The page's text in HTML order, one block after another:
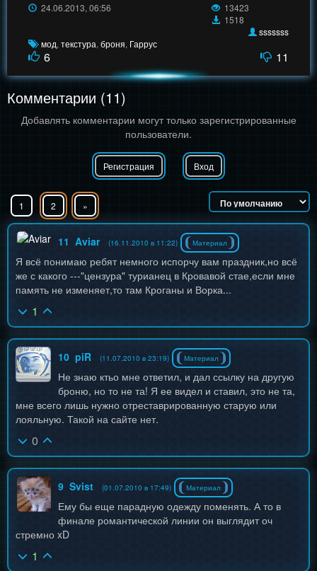
24.06.2013, 06:56
13423
1518
sssssss
мод, текстура, броня, Гаррус
6 11
Комментарии (11)
Добавлять комментарии могут только зарегистрированные
пользователи.
Регистрация Вход
1 2 »
11 Aviar (16.11.2010 в 11:22) Материал
Я всё понимаю ребят немного испорчу вам праздник,но всё
же с какого ---"цензура" турианец в Кровавой стае,если мне
память не изменяет,то там Кроганы и Ворка...
1
10 piR (11.07.2010 в 23:19) Материал
Не знаю ктьо мне ответил, и дал ссылку на другую
броню, но то не та! Я ее видел и ставил, это не та,
мне всего лишь нужно отреставрированную старую или
лояльную. Такой на сайте нет.
0
9 Svist (01.07.2010 в 17:49) Материал
Ему бы еще парадную одежду поменять. А то в
финале романтической линии он выглядит оч
стремно xD
1